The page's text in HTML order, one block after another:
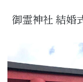
御霊神社 結婚